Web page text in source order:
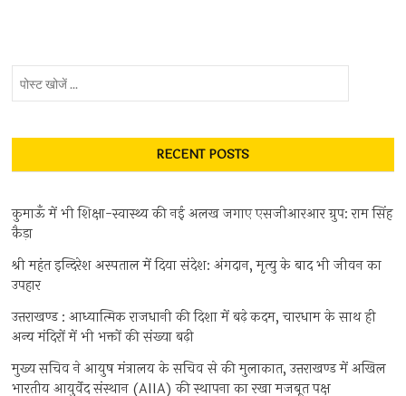
RECENT POSTS
कुमाऊँ में भी शिक्षा-स्वास्थ्य की नई अलख जगाए एसजीआरआर ग्रुप: राम सिंह
कैड़ा
श्री महंत इन्दिरेश अस्पताल में दिया संदेश: अंगदान, मृत्यु के बाद भी जीवन का
उपहार
उत्तराखण्ड : आध्यात्मिक राजधानी की दिशा में बढ़े कदम, चारधाम के साथ ही
अन्य मंदिरों में भी भक्तों की संख्या बढ़ी
मुख्य सचिव ने आयुष मंत्रालय के सचिव से की मुलाकात, उत्तराखण्ड में अखिल
भारतीय आयुर्वेद संस्थान (AIIA) की स्थापना का रखा मजबूत पक्ष